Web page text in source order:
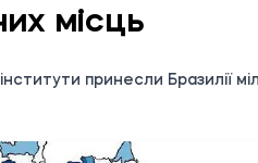
місць
принесли Бразилії